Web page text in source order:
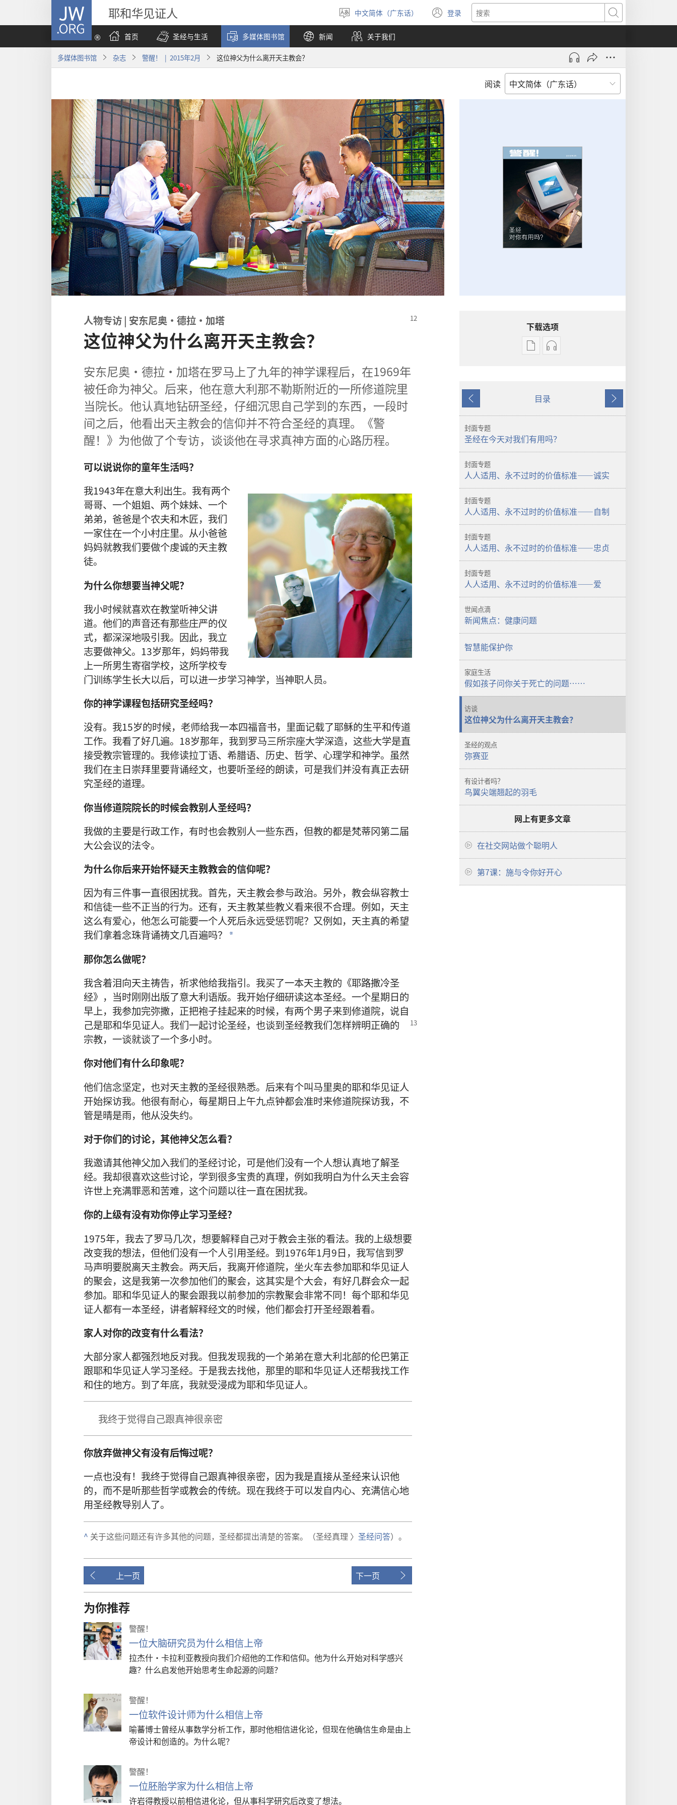
JW.ORG 耶和华见证人
选
择
语
言
中文简体（广东话） 登录
（打
开
窗
搜
索
首页
圣经与生活 多媒体图书馆 新闻 关于我们
多媒体图书馆 杂志 警醒！ | 2015年2月 这位神父为什么离开天主教会？
阅读
人物专访 | 安东尼奥·德拉·加塔
这位神父为什么离开天主教会？
安东尼奥·德拉·加塔在罗马上了九年的神学课程后，在1969年
被任命为神父。后来，他在意大利那不勒斯附近的一所修道院里
当院长。他认真地钻研圣经，仔细沉思自己学到的东西，一段时
间之后，他看出天主教会的信仰并不符合圣经的真理。《警
醒！》为他做了个专访，谈谈他在寻求真神方面的心路历程。
可以说说你的童年生活吗？
我1943年在意大利出生。我有两个
哥哥、一个姐姐、两个妹妹、一个
弟弟，爸爸是个农夫和木匠，我们
一家住在一个小村庄里。从小爸爸
妈妈就教我们要做个虔诚的天主教
徒。
为什么你想要当神父呢？
我小时候就喜欢在教堂听神父讲
道。他们的声音还有那些庄严的仪
式，都深深地吸引我。因此，我立
志要做神父。13岁那年，妈妈带我
上一所男生寄宿学校，这所学校专
门训练学生长大以后，可以进一步学习神学，当神职人员。
你的神学课程包括研究圣经吗？
没有。我15岁的时候，老师给我一本四福音书，里面记载了耶稣的生平和传道
工作。我看了好几遍。18岁那年，我到罗马三所宗座大学深造，这些大学是直
接受教宗管理的。我修读拉丁语、希腊语、历史、哲学、心理学和神学。虽然
我们在主日崇拜里要背诵经文，也要听圣经的朗读，可是我们并没有真正去研
究圣经的道理。
你当修道院院长的时候会教别人圣经吗？
我做的主要是行政工作，有时也会教别人一些东西，但教的都是梵蒂冈第二届
大公会议的法令。
为什么你后来开始怀疑天主教教会的信仰呢？
因为有三件事一直很困扰我。首先，天主教会参与政治。另外，教会纵容教士
和信徒一些不正当的行为。还有，天主教某些教义看来很不合理。例如，天主
这么有爱心，他怎么可能要一个人死后永远受惩罚呢？又例如，天主真的希望
我们拿着念珠背诵祷文几百遍吗？ *
那你怎么做呢？
我含着泪向天主祷告，祈求他给我指引。我买了一本天主教的《耶路撒冷圣
经》，当时刚刚出版了意大利语版。我开始仔细研读这本圣经。一个星期日的
早上，我参加完弥撒，正把袍子挂起来的时候，有两个男子来到修道院，说自
己是耶和华见证人。我们一起讨论圣经，也谈到圣经教我们怎样辨明正确的
宗教，一谈就谈了一个多小时。
你对他们有什么印象呢？
他们信念坚定，也对天主教的圣经很熟悉。后来有个叫马里奥的耶和华见证人
开始探访我。他很有耐心，每星期日上午九点钟都会准时来修道院探访我，不
管是晴是雨，他从没失约。
对于你们的讨论，其他神父怎么看？
我邀请其他神父加入我们的圣经讨论，可是他们没有一个人想认真地了解圣
经。我却很喜欢这些讨论，学到很多宝贵的真理，例如我明白为什么天主会容
许世上充满罪恶和苦难，这个问题以往一直在困扰我。
你的上级有没有劝你停止学习圣经？
1975年，我去了罗马几次，想要解释自己对于教会主张的看法。我的上级想要
改变我的想法，但他们没有一个人引用圣经。到1976年1月9日，我写信到罗
马声明要脱离天主教会。两天后，我离开修道院，坐火车去参加耶和华见证人
的聚会，这是我第一次参加他们的聚会，这其实是个大会，有好几群会众一起
参加。耶和华见证人的聚会跟我以前参加的宗教聚会非常不同！每个耶和华见
证人都有一本圣经，讲者解释经文的时候，他们都会打开圣经跟着看。
家人对你的改变有什么看法？
大部分家人都强烈地反对我。但我发现我的一个弟弟在意大利北部的伦巴第正
跟耶和华见证人学习圣经。于是我去找他，那里的耶和华见证人还帮我找工作
和住的地方。到了年底，我就受浸成为耶和华见证人。
我终于觉得自己跟真神很亲密
你放弃做神父有没有后悔过呢？
一点也没有！我终于觉得自己跟真神很亲密，因为我是直接从圣经来认识他
的，而不是听那些哲学或教会的传统。现在我终于可以发自内心、充满信心地
用圣经教导别人了。
^ 关于这些问题还有许多其他的问题，圣经都提出清楚的答案。（圣经真理 〉 圣经问答）。
上一页 下一页
为你推荐
警醒！
一位大脑研究员为什么相信上帝
拉杰什·卡拉利亚教授向我们介绍他的工作和信仰。他为什么开始对科学感兴
趣？什么启发他开始思考生命起源的问题？
警醒！
一位软件设计师为什么相信上帝
喻蕃博士曾经从事数学分析工作，那时他相信进化论，但现在他确信生命是由上
帝设计和创造的。为什么呢？
警醒！
一位胚胎学家为什么相信上帝
许岩得教授以前相信进化论，但从事科学研究后改变了想法。
下载选项
电
物
选
醒！
对
用
录
醒！
对
用
上
一
页
目录
下
一
封面专题
圣经在今天对我们有用吗？
封面专题
人人适用、永不过时的价值标准——诚实
封面专题
人人适用、永不过时的价值标准——自制
封面专题
人人适用、永不过时的价值标准——忠贞
封面专题
人人适用、永不过时的价值标准——爱
世闻点滴
新闻焦点：健康问题
智慧能保护你
家庭生活
假如孩子问你关于死亡的问题……
访谈
这位神父为什么离开天主教会？
圣经的观点
弥赛亚
有设计者吗？
鸟翼尖端翘起的羽毛
网上有更多文章
在社交网站做个聪明人
第7课：施与令你好开心